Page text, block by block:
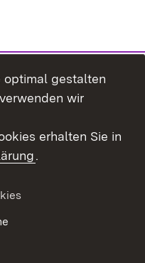
optimal gestalten
wir
erhalten Sie in
.